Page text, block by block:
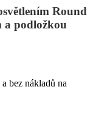
Round
a podložkou
bez nákladů na